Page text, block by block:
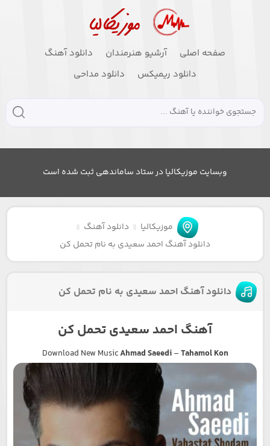
صفحه اصلی آرشیو هنرمندان
دانلود آهنگ
دانلود ریمیکس
دانلود مداحی
وبسایت موزیکالیا در ستاد ساماندهی ثبت شده است
موزیکالیا
دانلود آهنگ
دانلود آهنگ احمد سعیدی به نام تحمل کن
دانلود آهنگ احمد سعیدی به نام تحمل کن
آهنگ احمد سعیدی تحمل کن
Download New MusicAhmad Saeedi–Tahamol Kon